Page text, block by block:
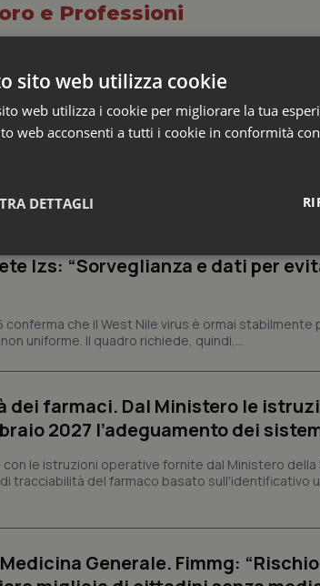
e Professioni
e Aris: “Preoccupazione per la
delle tariffe ospedaliere,
privata”
prevista una norma che, dopo quattordici anni,
tariffe ospedaliere, seppur in modo parziale,
Izs: “Sorveglianza e dati per
conferma che il West Nile virus è ormai
uniforme. Il quadro richiede, quindi,...
dei farmaci. Dal Ministero le
2027 l’adeguamento dei
con le istruzioni operative fornite dal Ministero
tracciabilità del farmaco basato sull'identificativo
Generale. Fimmg:
sito web utilizza cookie
web utilizza i cookie per migliorare la tua
web acconsenti a tutti i cookie in conformità
DETTAGLI
Necessari Statistici
contribuiscono a rendere fruibile il sito web abilitandone
alle aree protette del sito. Il sito web non è in grado di funzionare
Fornitore /Dominio Scadenza
YouTube
5 mesi 4
CookieScript